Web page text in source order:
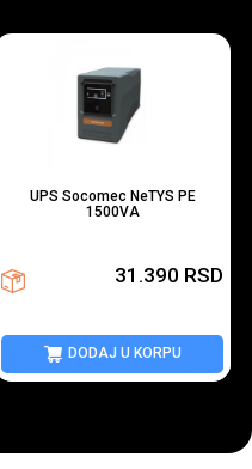
UPS Socomec NeTYS PE
1500VA
31.390 RSD
DODAJ U KORPU